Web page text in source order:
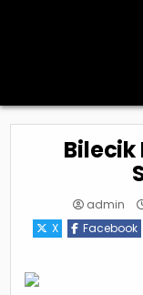
admin
X
Facebook